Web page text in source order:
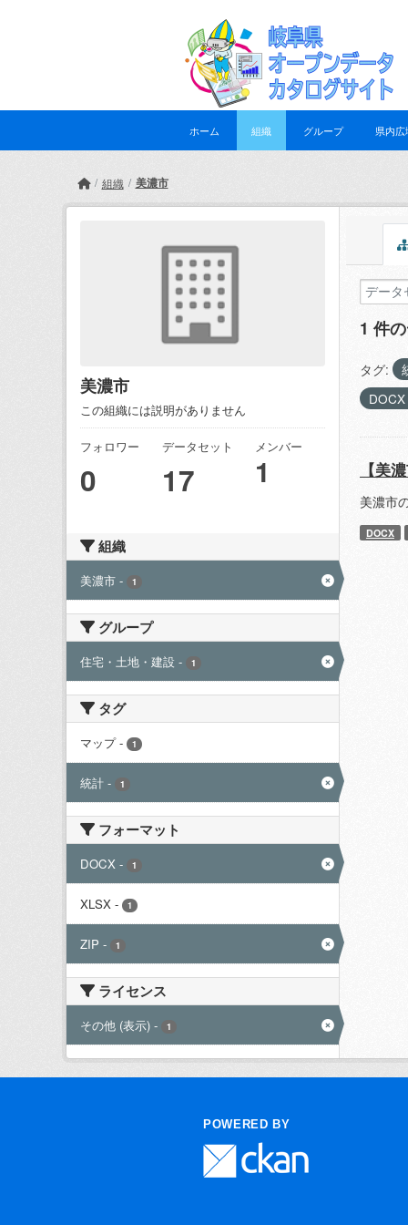
ホーム 組織 グループ 県内広
組織 美濃市
美濃市
この組織には説明がありません
フォロワー
0
データセット
17
メンバー
1
組織
美濃市 - 1
グループ
住宅・土地・建設 - 1
タグ
マップ - 1
統計 - 1
フォーマット
DOCX - 1
XLSX - 1
ZIP - 1
ライセンス
その他 (表示) - 1
1 件
タグ:
DOCX
【美
美濃市
DOCX
POWERED BY